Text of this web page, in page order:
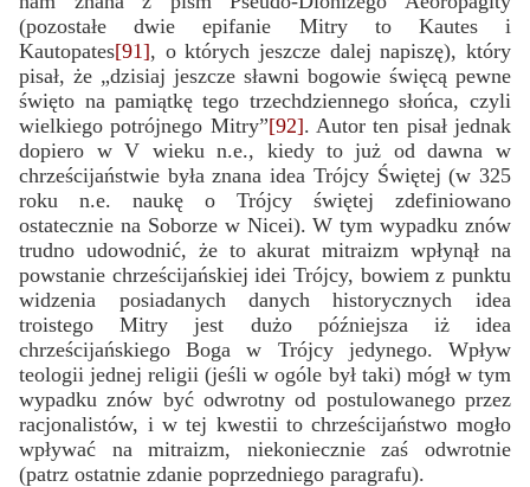
(pozostałe dwie epifanie Mitry to Kautes i
Kautopates[91], o których jeszcze dalej napiszę), który
pisał, że „dzisiaj jeszcze sławni bogowie święcą pewne
święto na pamiątkę tego trzechdziennego słońca, czyli
wielkiego potrójnego Mitry”[92]. Autor ten pisał jednak
dopiero w V wieku n.e., kiedy to już od dawna w
chrześcijaństwie była znana idea Trójcy Świętej (w 325
roku n.e. naukę o Trójcy świętej zdefiniowano
ostatecznie na Soborze w Nicei). W tym wypadku znów
trudno udowodnić, że to akurat mitraizm wpłynął na
powstanie chrześcijańskiej idei Trójcy, bowiem z punktu
widzenia posiadanych danych historycznych idea
troistego Mitry jest dużo późniejsza iż idea
chrześcijańskiego Boga w Trójcy jedynego. Wpływ
teologii jednej religii (jeśli w ogóle był taki) mógł w tym
wypadku znów być odwrotny od postulowanego przez
racjonalistów, i w tej kwestii to chrześcijaństwo mogło
wpływać na mitraizm, niekoniecznie zaś odwrotnie
(patrz ostatnie zdanie poprzedniego paragrafu).